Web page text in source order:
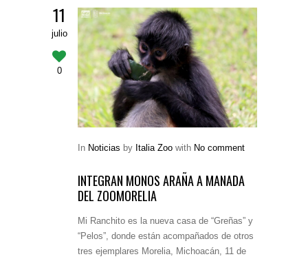
11
julio
0
In Noticias by Italia Zoo with No comment
INTEGRAN MONOS ARAÑA A MANADA
DEL ZOOMORELIA
Mi Ranchito es la nueva casa de “Greñas” y
“Pelos”, donde están acompañados de otros
tres ejemplares Morelia, Michoacán, 11 de